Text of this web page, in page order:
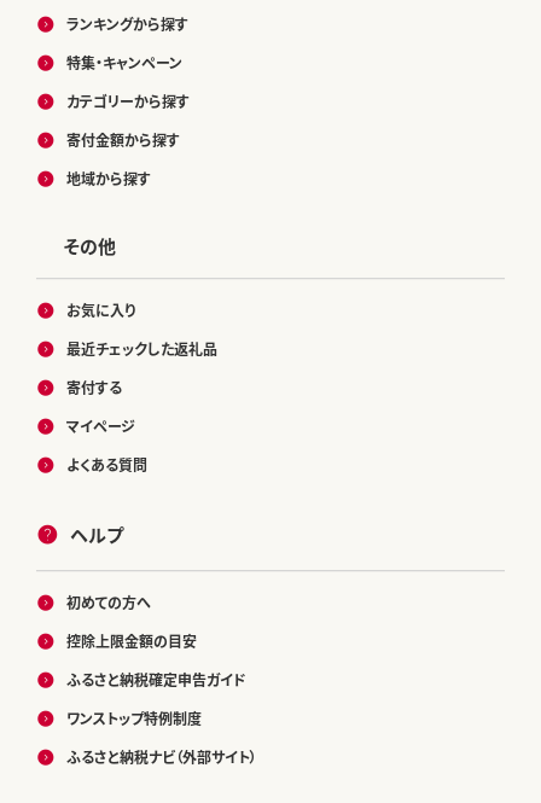
ランキングから探す
特集・キャンペーン
カテゴリーから探す
寄付金額から探す
地域から探す
その他
お気に入り
最近チェックした返礼品
寄付する
マイページ
よくある質問
ヘルプ
初めての方へ
控除上限金額の目安
ふるさと納税確定申告ガイド
ワンストップ特例制度
ふるさと納税ナビ（外部サイト）